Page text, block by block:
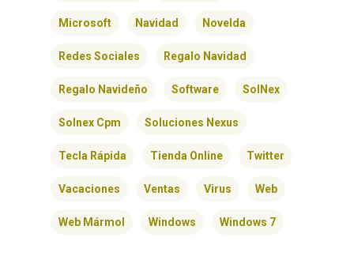
Microsoft Navidad Novelda
Redes Sociales Regalo Navidad
Regalo Navideño Software SolNex
Solnex Cpm Soluciones Nexus
Tecla Rápida Tienda Online Twitter
Vacaciones Ventas Virus Web
Web Mármol Windows Windows 7
SOLNEX
SERVICIOS